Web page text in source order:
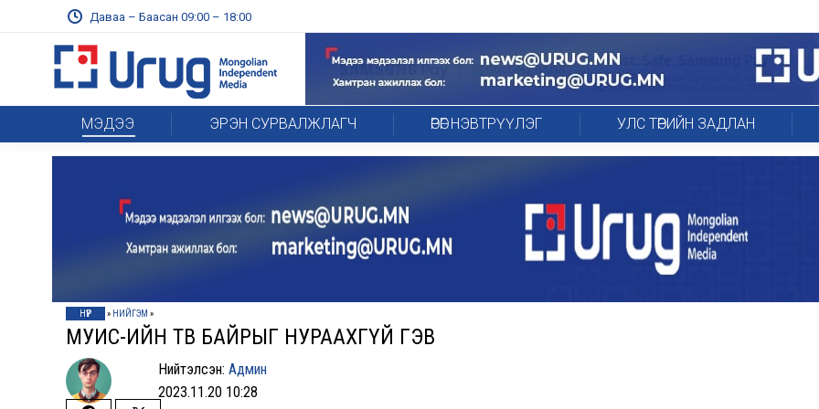
Даваа – Баасан 09:00 – 18:00
МЭДЭЭ ЭРЭН СУРВАЛЖЛАГЧ ӨРӨГ НЭВТРҮҮЛЭГ УЛС ТӨРИЙН ЗАДЛАН
НҮҮР » НИЙГЭМ »
МУИС-ИЙН ТӨВ БАЙРЫГ НУРААХГҮЙ ГЭВ
Нийтэлсэн:Админ
2023.11.20 10:28